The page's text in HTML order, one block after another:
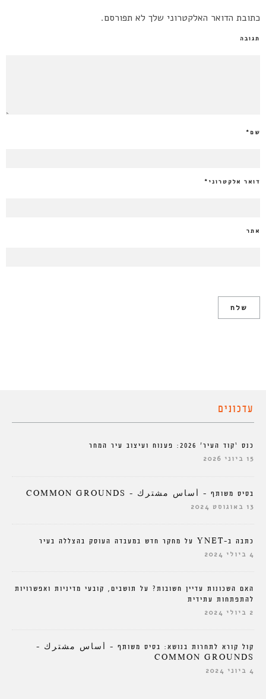
כתובת הדואר האלקטרוני שלך לא תפורסם.
תגובה
שם*
דואר אלקטרוני *
אתר
עדכונים
כנס ‘קוד העיר’ 2026: פענוח ועיצוב עיר המחר
15 ביוני 2026
בסיס משותף – أساس مشترك – COMMON GROUNDS
13 באוגוסט 2024
כתבה ב-YNET על מחקר חדש במעבדה העוסק בהצללה בעיר
4 ביולי 2024
האם השכונות עדיין חשובות? על תושבים, קובעי מדיניות ואפשרויות
להתפתחות עתידית
2 ביולי 2024
קול קורא לתחרות בנושא: בסיס משותף – أساس مشترك –
COMMON GROUNDS
4 ביוני 2024